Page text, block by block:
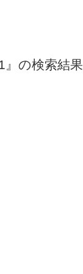
』の検索結果